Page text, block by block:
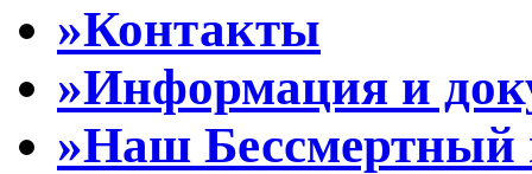
»Контакты
»Информация и
»Наш Бессмертный